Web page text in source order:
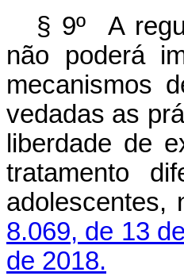
§ 9º A
não poderá
mecanismos
vedadas as
liberdade de
tratamento
adolescentes,
8.069, de 13
de 2018.